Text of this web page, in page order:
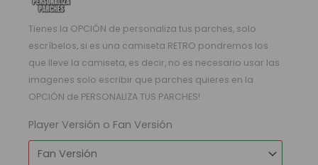
Tienes la OPCIÓN de personaliza tus parches, solo
escríbelos, si es una camiseta RETRO pondremos los
que lleve la camiseta, es decir, no es necesario usar las
imagenes solo escribir que parches quieres en la
OPCIÓN de PERSONALIZA TUS PARCHES!
Player Versión o Fan Versión